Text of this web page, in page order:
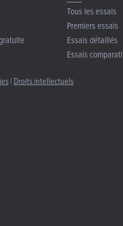
Tous les essais
Premiers essais
Essais détaillés
Essais
| Droits intellectuels